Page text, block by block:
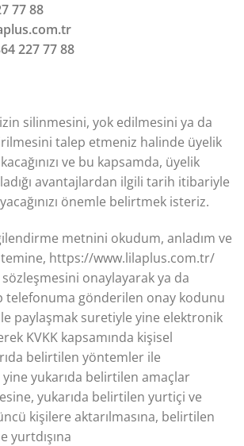
77 88
227 77 88
silinmesini, yok edilmesini ya da
talep etmeniz halinde üyelik
ve bu kapsamda, üyelik
avantajlardan ilgili tarih itibariyle
önemle belirtmek isteriz.
metnini okudum, anladım ve
https://www.lilaplus.com.tr/
onaylayarak ya da
telefonuma gönderilen onay kodunu
paylaşmak suretiyle yine elektronik
KVKK kapsamında kişisel
belirtilen yöntemler ile
yukarıda belirtilen amaçlar
yukarıda belirtilen yurtiçi ve
kişilere aktarılmasına, belirtilen
yurtdışına